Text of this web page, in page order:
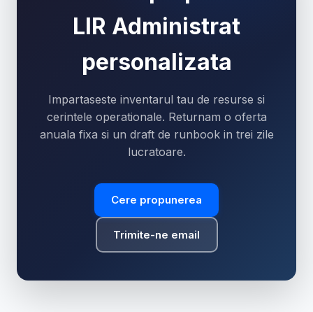
LIR Administrat
personalizata
Impartaseste inventarul tau de resurse si
cerintele operationale. Returnam o oferta
anuala fixa si un draft de runbook in trei zile
lucratoare.
Cere propunerea
Trimite-ne email